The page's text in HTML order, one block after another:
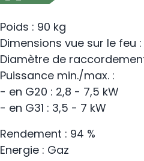
Poids : 90 kg
Dimensions vue sur le feu :
Diamètre de
Puissance min./max. :
- en G20 : 2,8 - 7,5 kW
- en G31 : 3,5 - 7 kW
Rendement : 94 %
Energie : Gaz